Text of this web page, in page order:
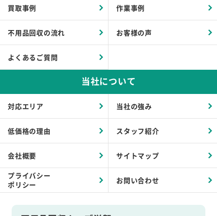
買取事例 作業事例
不用品回収の流れ お客様の声
よくあるご質問
当社について
対応エリア 当社の強み
低価格の理由 スタッフ紹介
会社概要 サイトマップ
プライバシー
ポリシー
お問い合わせ